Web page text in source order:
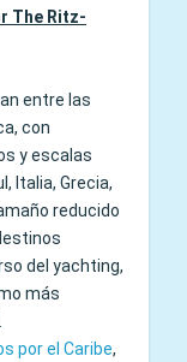
The Ritz-
entre las
con
y escalas
Italia, Grecia,
reducido
del yachting,
más
por el Caribe,